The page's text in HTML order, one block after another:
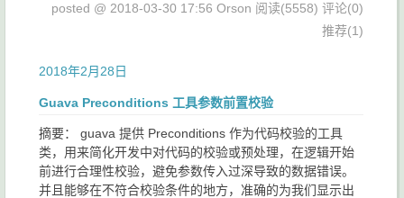
posted @ 2018-03-30 17:56 Orson 阅读(5558) 评论(0)
推荐(1)
2018年2月28日
Guava Preconditions 工具参数前置校验
摘要： guava 提供 Preconditions 作为代码校验的工具
类，用来简化开发中对代码的校验或预处理，在逻辑开始
前进行合理性校验，避免参数传入过深导致的数据错误。
并且能够在不符合校验条件的地方，准确的为我们显示出